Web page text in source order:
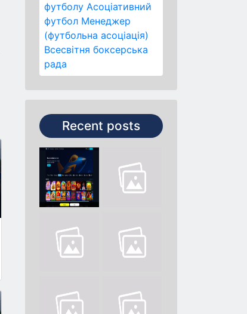
футболу Асоціативний
футбол Менеджер
(футбольна асоціація)
Всесвітня боксерська
рада
Recent posts